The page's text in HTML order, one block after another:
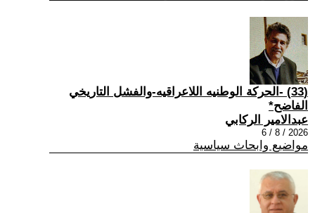
(33) -الحركة الوطنيه اللاعراقيه-والفشل التاريخي
الفاضح*
عبدالامير الركابي
2026 / 8 / 6
مواضيع وابحاث سياسية